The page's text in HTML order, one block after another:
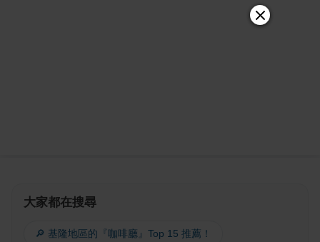
大家都在搜尋
🔎 基隆地區的『咖啡廳』Top 15 推薦！